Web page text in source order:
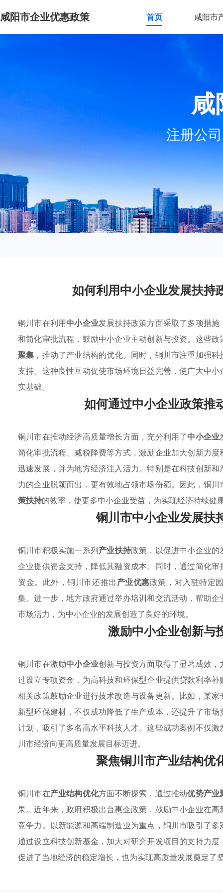
咸阳市企业优惠政策 首页 咸阳市
咸
注册公
如何利用中小企业发展扶持
铜川市在利用中小企业发展扶持政策方面采取了多项措
和简化审批流程，鼓励中小企业主动创新与投资。这些
聚集 ，推动了产业结构的优化。同时，铜川市注重加强
支持。这种良性互动促使市场环境日益完善，使广大中
实基础。
如何通过中小企业政策推
铜川市在推动经济高质量增长方面，充分利用了中小企业
简化审批流程、减税降费等方式，激励企业加大创新力度
迅速发展，并为地方经济注入活力。特别是在科技创新
力的企业脱颖而出，更有效地占领市场份额。因此，铜
策扶持的效率，使更多中小企业受益，为实现经济持续健
铜川市中小企业发展扶
铜川市积极实施一系列产业扶持政策，以促进中小企业
企业提供资金支持，降低其融资成本。同时，通过简化
资金。此外，铜川市还推出产业优惠政策，对入驻特定
集。进一步，地方政府通过举办培训和交流活动，帮助
市场活力，为中小企业的发展创造了良好的环境。
激励中小企业创新与
铜川市在激励中小企业创新与投资方面取得了显著成效，
过设立专项资金，为高科技和环保型企业提供贷款利率
相关政策鼓励企业进行技术改造与设备更新。比如，某
新型环保建材，不仅成功降低了生产成本，还提升了市
计划，吸引了多名高水平科技人才。这些成功案例不仅
川市经济向更高质量发展目标迈进。
聚焦铜川市产业结构优
铜川市在产业结构优化方面不断探索，通过推动优势产业
果。近年来，政府积极出台惠企政策，鼓励中小企业在
竞争力。以新能源和高端制造业为重点，铜川市吸引了
通过设立科技创新基金，加大对研究开发项目的支持力
促进了当地经济的稳定增长，也为实现高质量发展奠定了